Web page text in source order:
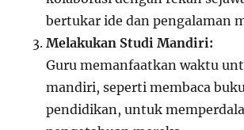
bertukar ide dan pengalaman
Melakukan Studi Mandiri:
Guru memanfaatkan waktu
mandiri, seperti membaca
pendidikan, untuk